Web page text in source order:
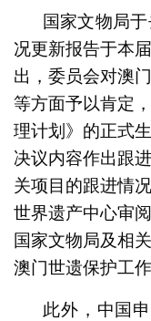
国家文物局
况更新报告于本
出，委员会对澳
等方面予以肯定
理计划》的正式
决议内容作出跟
关项目的跟进情
世界遗产中心审
国家文物局及相
澳门世遗保护工
此外，中国